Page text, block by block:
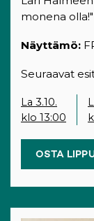
monena olla!"
Näyttämö:
Seuraavat
La 3.10.
klo 13:00
OSTA